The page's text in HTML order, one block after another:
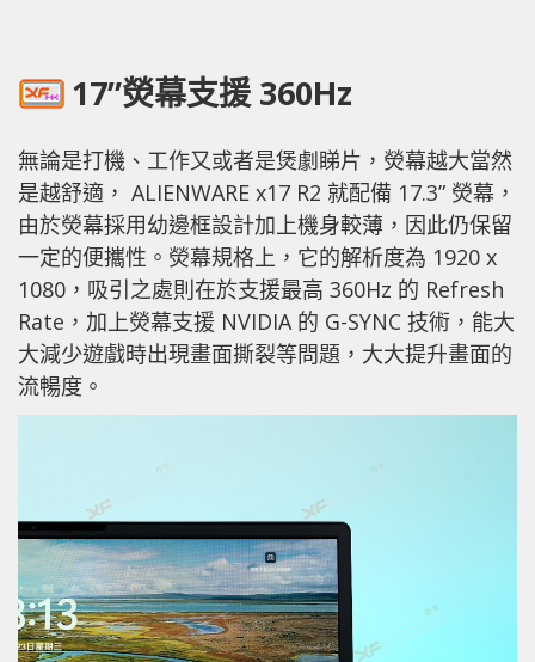
17”熒幕支援 360Hz
無論是打機、工作又或者是煲劇睇片，熒幕越大當然
是越舒適， ALIENWARE x17 R2 就配備 17.3” 熒幕，
由於熒幕採用幼邊框設計加上機身較薄，因此仍保留
一定的便攜性。熒幕規格上，它的解析度為 1920 x
1080，吸引之處則在於支援最高 360Hz 的 Refresh
Rate，加上熒幕支援 NVIDIA 的 G-SYNC 技術，能大
大減少遊戲時出現畫面撕裂等問題，大大提升畫面的
流暢度。